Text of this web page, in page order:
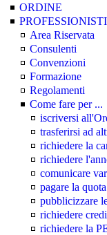
ORDINE
PROFESSIONISTI
Area Riservata
Consulenti
Convenzioni
Formazione
Regolamenti
Come fare per ...
iscriversi
trasferirsi ad
richiedere la
richiedere
comunicare
pagare la
pubblicizzare
richiedere
richiedere la